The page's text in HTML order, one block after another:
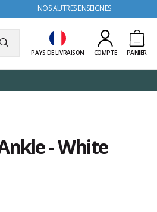
NOS AUTRES ENSEIGNES
PAYS DE LIVRAISON COMPTE PANIER
- White